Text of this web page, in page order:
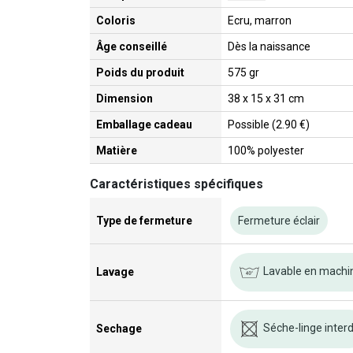
Coloris Ecru, marron
Âge conseillé Dès la naissance
Poids du produit 575 gr
Dimension 38 x 15 x 31 cm
Emballage cadeau Possible (2.90 €)
Matière 100% polyester
Caractéristiques spécifiques
Type de fermeture Fermeture éclair
Lavage Lavable en
Sechage Séche-linge